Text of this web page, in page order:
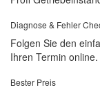
Diagnose & Fehler
Folgen Sie den
Ihren Termin online.
Bester Preis